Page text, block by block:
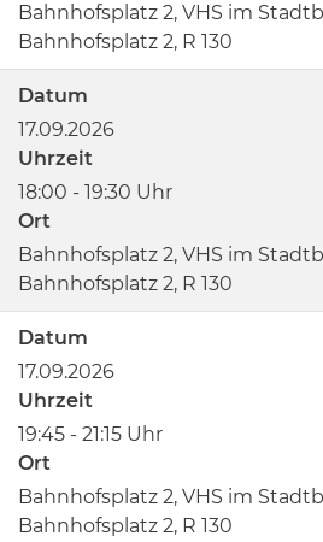
Bahnhofsplatz 2, VHS im
Bahnhofsplatz 2, R 130
Datum
17.09.2026
Uhrzeit
18:00 - 19:30 Uhr
Ort
Bahnhofsplatz 2, VHS im
Bahnhofsplatz 2, R 130
Datum
17.09.2026
Uhrzeit
19:45 - 21:15 Uhr
Ort
Bahnhofsplatz 2, VHS im
Bahnhofsplatz 2, R 130